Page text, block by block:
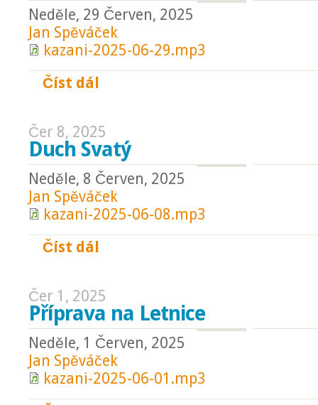
Neděle, 29 Červen, 2025
Jan Spěváček
kazani-2025-06-29.mp3
Číst dál
Čer 8, 2025
Duch Svatý
Neděle, 8 Červen, 2025
Jan Spěváček
kazani-2025-06-08.mp3
Číst dál
Čer 1, 2025
Příprava na Letnice
Neděle, 1 Červen, 2025
Jan Spěváček
kazani-2025-06-01.mp3